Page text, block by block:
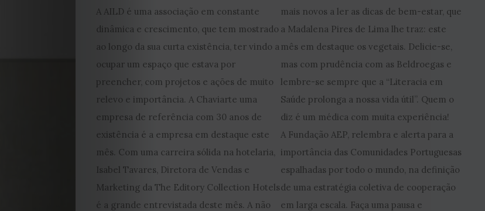
EDIÇÃO
DE
JULHO
A AILD é uma associação em constante
dinâmica e crescimento, que tem mostrado
ao longo da sua curta existência, ter vindo a
ocupar um espaço que estava por
preencher, com projetos e ações de muito
relevo e importância. A Chaviarte uma
empresa de referência com 30 anos de
existência é a empresa em destaque este
mês. Com uma carreira sólida na hotelaria,
Isabel Tavares, Diretora de Vendas e
Marketing da The Editory Collection Hotels
é a grande entrevistada deste mês. A não
mais novos a ler as dicas de bem-estar, que
a Madalena Pires de Lima lhe traz: este
mês em destaque os vegetais. Delicie-se,
mas com prudência com as Beldroegas e
lembre-se sempre que a “Literacia em
Saúde prolonga a nossa vida útil”. Quem o
diz é um médica com muita experiência!
A Fundação AEP, relembra e alerta para a
importância das Comunidades Portuguesas
espalhadas por todo o mundo, na definição
de uma estratégia coletiva de cooperação
em larga escala. Faça uma pausa e